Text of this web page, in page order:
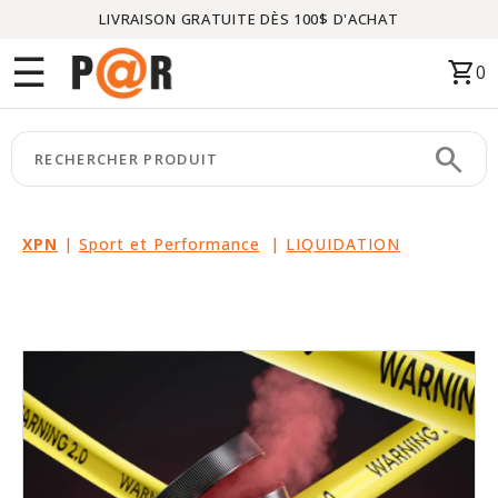
LIVRAISON GRATUITE DÈS 100$ D'ACHAT
☰ shopping_cart0
search
XPN | Sport et Performance | LIQUIDATION
Menu
CATÉGORIES
keyboard_arrow_right
MARQUES
keyboard_arrow_right
VEDETTE
CI
LIQUIDATION
PARTENAIRES